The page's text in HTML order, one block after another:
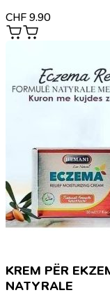
CHF 9.90
KREM PËR
NATYRALE